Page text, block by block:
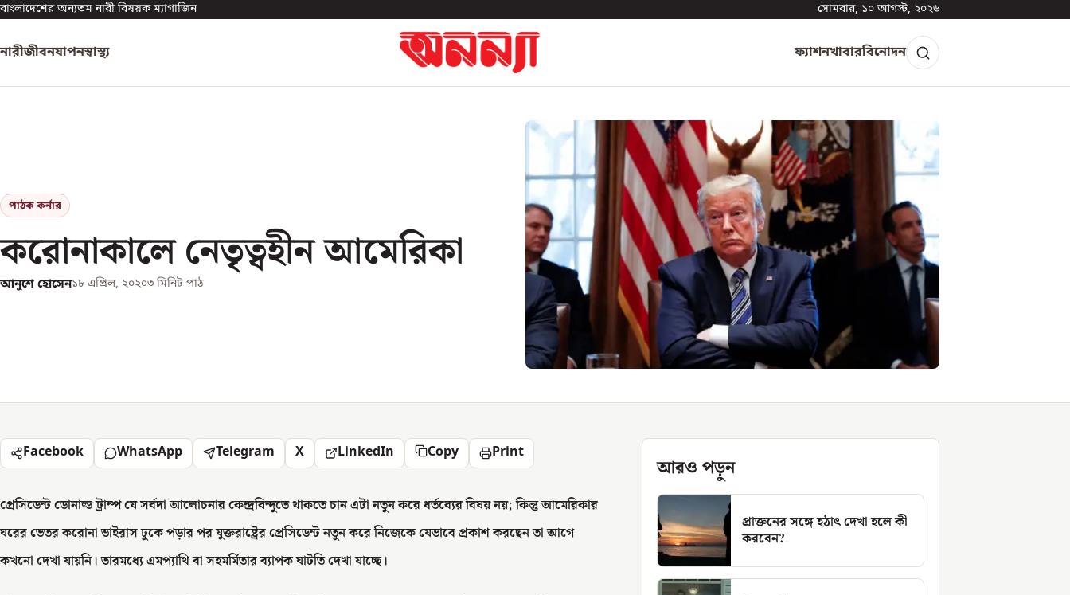
বাংলাদেশের অন্যতম নারী বিষয়ক ম্যাগাজিন সোমবার, ১০ আগস্ট, ২০২৬
নারীজীবনযাপনস্বাস্থ্য ফ্যাশনখাবারবিনোদন
পাঠক কর্নার
করোনাকালে নেতৃত্বহীন আমেরিকা
আনুশে হোসেন১৮ এপ্রিল, ২০২০৩ মিনিট পাঠ
Facebook WhatsApp Telegram X LinkedIn Copy Print
প্রেসিডেন্ট ডোনাল্ড ট্রাম্প যে সর্বদা আলোচনার কেন্দ্রবিন্দুতে থাকতে চান এটা নতুন করে ধর্তব্যের বিষয় নয়; কিন্তু আমেরিকার
ঘরের ভেতর করোনা ভাইরাস ঢুকে পড়ার পর যুক্তরাষ্ট্রের প্রেসিডেন্ট নতুন করে নিজেকে যেভাবে প্রকাশ করছেন তা আগে
কখনো দেখা যায়নি। তারমধ্যে এমপ্যাথি বা সহমর্মিতার ব্যাপক ঘাটতি দেখা যাচ্ছে।
আরও পড়ুন
প্রাক্তনের সঙ্গে হঠাৎ দেখা হলে কী
করবেন?